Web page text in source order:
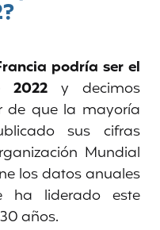
podría ser el
2022 y decimos
de que la mayoría
sus cifras
Mundial
los datos anuales
ha liderado este
años.